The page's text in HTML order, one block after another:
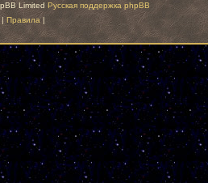
Limited Русская поддержка phpBB
Правила|